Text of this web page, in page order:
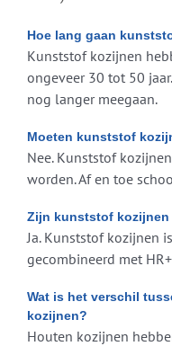
Hoe lang gaan
Kunststof kozijnen
ongeveer 30 tot 50
nog langer meegaan.
Moeten kunststof
Nee. Kunststof
worden. Af en toe
Zijn kunststof kozijnen
Ja. Kunststof kozijnen
gecombineerd met
Wat is het verschil
kozijnen?
Houten kozijnen